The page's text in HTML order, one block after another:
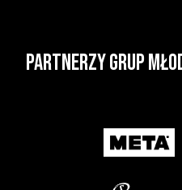
Partnerzy grup